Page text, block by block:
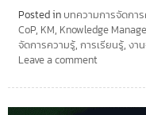
Posted in บทความการจัดกา
CoP, KM, Knowledge
จัดการความรู้, การเรียนรู้, งา
Leave a comment